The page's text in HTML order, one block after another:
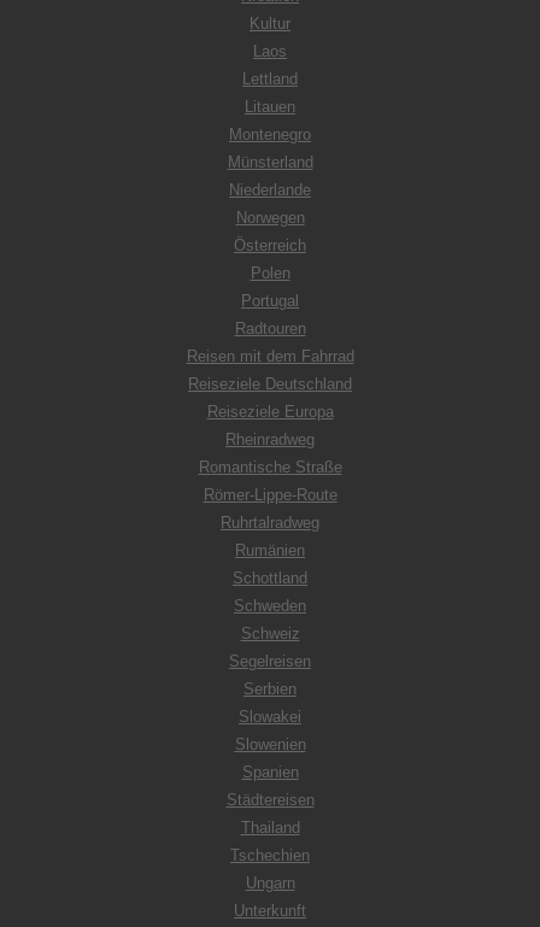
Kultur
Laos
Lettland
Litauen
Montenegro
Münsterland
Niederlande
Norwegen
Österreich
Polen
Portugal
Radtouren
Reisen mit dem Fahrrad
Reiseziele Deutschland
Reiseziele Europa
Rheinradweg
Romantische Straße
Römer-Lippe-Route
Ruhrtalradweg
Rumänien
Schottland
Schweden
Schweiz
Segelreisen
Serbien
Slowakei
Slowenien
Spanien
Städtereisen
Thailand
Tschechien
Ungarn
Unterkunft